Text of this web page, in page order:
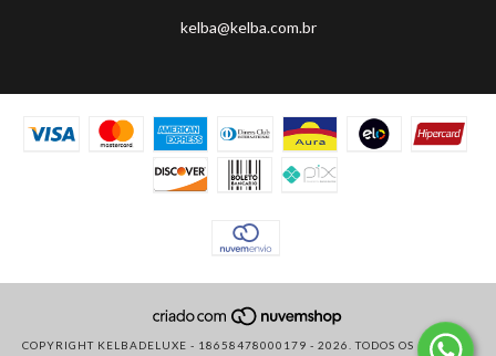
kelba@kelba.com.br
COPYRIGHT KELBADELUXE - 18658478000179 - 2026. TODOS OS DIREITOS